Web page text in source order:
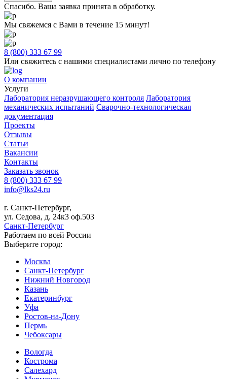
Спасибо. Ваша заявка принята в обработку.
Мы свяжемся с Вами в течение 15 минут!
8 (800) 333 67 99
Или свяжитесь с нашими специалистами лично по телефону
О компании
Услуги
Лаборатория неразрушающего контроля Лаборатория
механических испытаний Сварочно-технологическая
документация
Проекты
Отзывы
Статьи
Вакансии
Контакты
Заказать звонок
8 (800) 333 67 99
info@lks24.ru
г. Санкт-Петербург,
ул. Седова, д. 24к3 оф.503
Санкт-Петербург
Работаем по всей России
Выберите город:
Москва
Санкт-Петербург
Нижний Новгород
Казань
Екатеринбург
Уфа
Ростов-на-Дону
Пермь
Чебоксары
Вологда
Кострома
Салехард